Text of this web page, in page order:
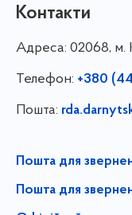
Контакти
Адреса: 02068, м.
Телефон: +380
Пошта:
Пошта для
Пошта для